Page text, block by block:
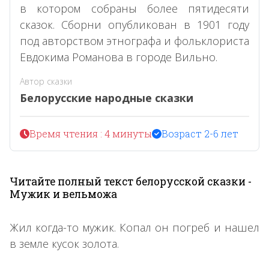
в котором собраны более пятидесяти
сказок. Сборни опубликован в 1901 году
под авторством этнографа и фольклориста
Евдокима Романова в городе Вильно.
Автор сказки
Белорусские народные сказки
Время чтения : 4 минуты Возраст 2-6 лет
Читайте полный текст белорусской сказки -
Мужик и вельможа
Жил когда-то мужик. Копал он погреб и нашел
в земле кусок золота.